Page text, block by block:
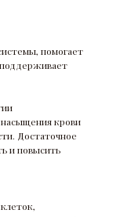
помогает
крови
Достаточное
и повысить